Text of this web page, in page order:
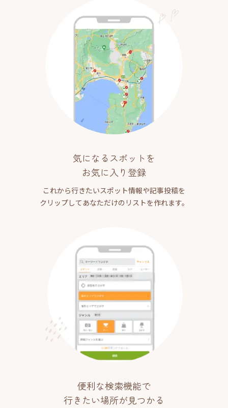
気になるスポットを
お気に入り登録
これから行きたいスポット情報や記事投稿を
クリップしてあなただけのリストを作れます。
便利な検索機能で
行きたい場所が見つかる